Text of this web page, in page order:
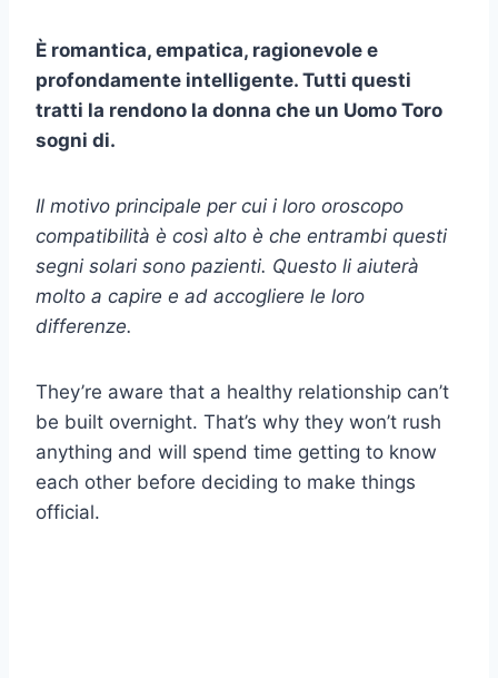
È romantica, empatica, ragionevole e
profondamente intelligente. Tutti questi
tratti la rendono la donna che un Uomo Toro
sogni di.
Il motivo principale per cui i loro oroscopo
compatibilità è così alto è che entrambi questi
segni solari sono pazienti. Questo li aiuterà
molto a capire e ad accogliere le loro
differenze.
They’re aware that a healthy relationship can’t
be built overnight. That’s why they won’t rush
anything and will spend time getting to know
each other before deciding to make things
official.